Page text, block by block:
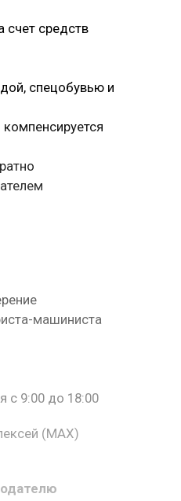
счет средств
спецобувью и
машиниста
с 9:00 до 18:00
(MAX)